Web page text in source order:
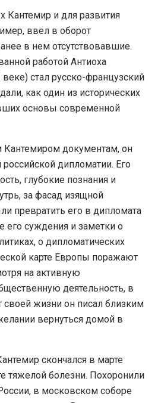
Кантемир и для развития
ввел в оборот
в нем отсутствовавшие.
работой Антиоха
стал русско-французский
как один из исторических
основы современной
Кантемиром документам, он
дипломатии. Его
глубокие познания и
за фасад изящной
превратить его в дипломата
его суждения и заметки о
о дипломатических
карте Европы поражают
на активную
деятельность, в
своей жизни он писал близким
вернуться домой в
скончался в марте
тяжелой болезни. Похоронили
в московском соборе